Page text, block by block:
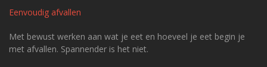
Eenvoudig afvallen
Met bewust werken aan wat je eet en hoeveel je eet begin je
met afvallen. Spannender is het niet.